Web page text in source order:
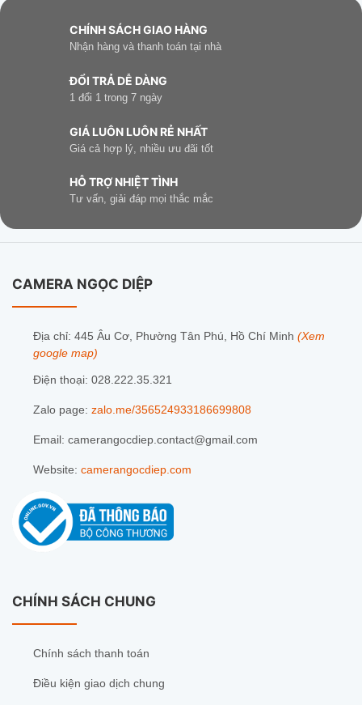
CHÍNH SÁCH GIAO HÀNG
Nhận hàng và thanh toán tại nhà
ĐỔI TRẢ DỄ DÀNG
1 đổi 1 trong 7 ngày
GIÁ LUÔN LUÔN RẺ NHẤT
Giá cả hợp lý, nhiều ưu đãi tốt
HỖ TRỢ NHIỆT TÌNH
Tư vấn, giải đáp mọi thắc mắc
CAMERA NGỌC DIỆP
Địa chỉ: 445 Âu Cơ, Phường Tân Phú, Hồ Chí Minh (Xem
google map)
Điện thoại: 028.222.35.321
Zalo page: zalo.me/356524933186699808
Email: camerangocdiep.contact@gmail.com
Website: camerangocdiep.com
CHÍNH SÁCH CHUNG
Chính sách thanh toán
Điều kiện giao dịch chung